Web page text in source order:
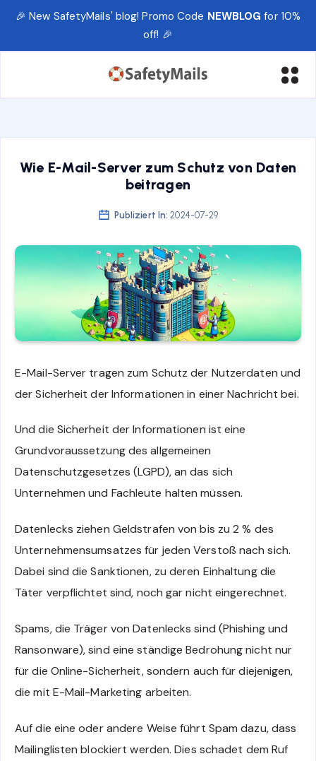
🎉 New SafetyMails' blog! Promo Code NEWBLOG for 10%
off! 🎉
Wie E-Mail-Server zum Schutz von Daten
beitragen
Publiziert In: 2024-07-29
E-Mail-Server tragen zum Schutz der Nutzerdaten und
der Sicherheit der Informationen in einer Nachricht bei.
Und die Sicherheit der Informationen ist eine
Grundvoraussetzung des allgemeinen
Datenschutzgesetzes (LGPD), an das sich
Unternehmen und Fachleute halten müssen.
Datenlecks ziehen Geldstrafen von bis zu 2 % des
Unternehmensumsatzes für jeden Verstoß nach sich.
Dabei sind die Sanktionen, zu deren Einhaltung die
Täter verpflichtet sind, noch gar nicht eingerechnet.
Spams, die Träger von Datenlecks sind (Phishing und
Ransonware), sind eine ständige Bedrohung nicht nur
für die Online-Sicherheit, sondern auch für diejenigen,
die mit E-Mail-Marketing arbeiten.
Auf die eine oder andere Weise führt Spam dazu, dass
Mailinglisten blockiert werden. Dies schadet dem Ruf